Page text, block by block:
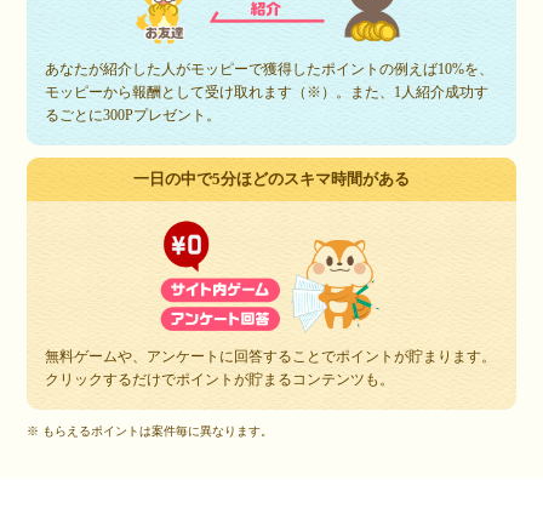
あなたが紹介した人がモッピーで獲得したポイントの例えば10%を、
モッピーから報酬として受け取れます（※）。また、1人紹介成功す
るごとに300Pプレゼント。
一日の中で5分ほどのスキマ時間がある
無料ゲームや、アンケートに回答することでポイントが貯まります。
クリックするだけでポイントが貯まるコンテンツも。
※ もらえるポイントは案件毎に異なります。